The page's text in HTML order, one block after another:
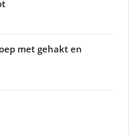
met gehakt en